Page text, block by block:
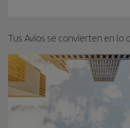
Tus Avios se convierten en lo